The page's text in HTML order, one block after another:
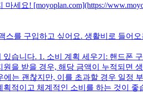
요! [moyoplan.com](https://
를 구입하고 싶어요. 생활비로 들어
습니다. 1. 소비 계획 세우기: 핸드폰
을 받을 경우, 해당 금액이 누적되면
는 괜찮지만, 이를 초과할 경우 일정
적이고 체계적인 소비를 하는 것이 좋